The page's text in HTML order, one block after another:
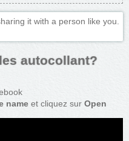
it with a person like you.
autocollant?
name et cliquez sur Open